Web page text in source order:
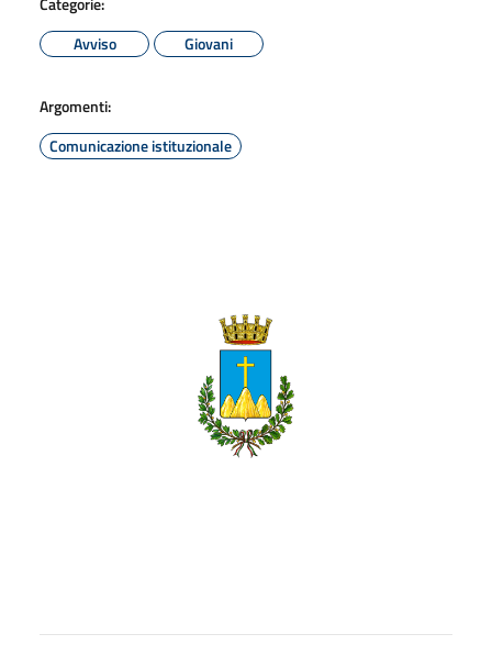
Avviso
Giovani
Argomenti:
Comunicazione istituzionale